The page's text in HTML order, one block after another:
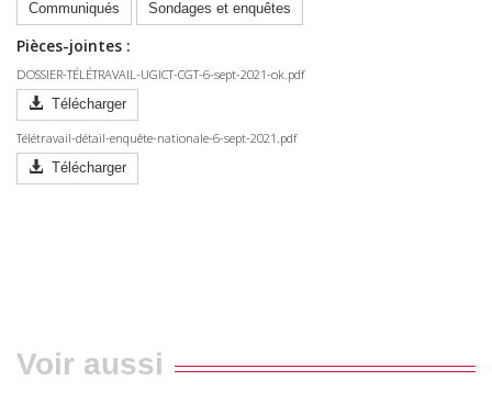
Communiqués Sondages et enquêtes
Pièces-jointes :
DOSSIER-TÉLÉTRAVAIL-UGICT-CGT-6-sept-2021-ok.pdf
Télécharger
Télétravail-détail-enquête-nationale-6-sept-2021.pdf
Télécharger
Voir aussi